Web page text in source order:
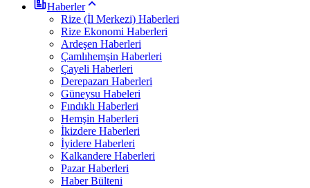
Haberler
Rize (İl Merkezi) Haberleri
Rize Ekonomi Haberleri
Ardeşen Haberleri
Çamlıhemşin Haberleri
Çayeli Haberleri
Derepazarı Haberleri
Güneysu Habeleri
Fındıklı Haberleri
Hemşin Haberleri
İkizdere Haberleri
İyidere Haberleri
Kalkandere Haberleri
Pazar Haberleri
Haber Bülteni